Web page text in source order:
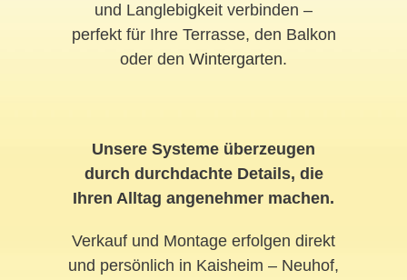
und Langlebigkeit verbinden –
perfekt für Ihre Terrasse, den Balkon
oder den Wintergarten.
Unsere Systeme überzeugen
durch durchdachte Details, die
Ihren Alltag angenehmer machen.
Verkauf und Montage erfolgen direkt
und persönlich in Kaisheim – Neuhof,